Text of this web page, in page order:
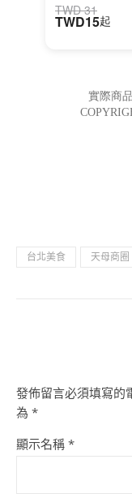
台北美食 天母商圈
發佈留言必須填寫的
為 *
顯示名稱 *